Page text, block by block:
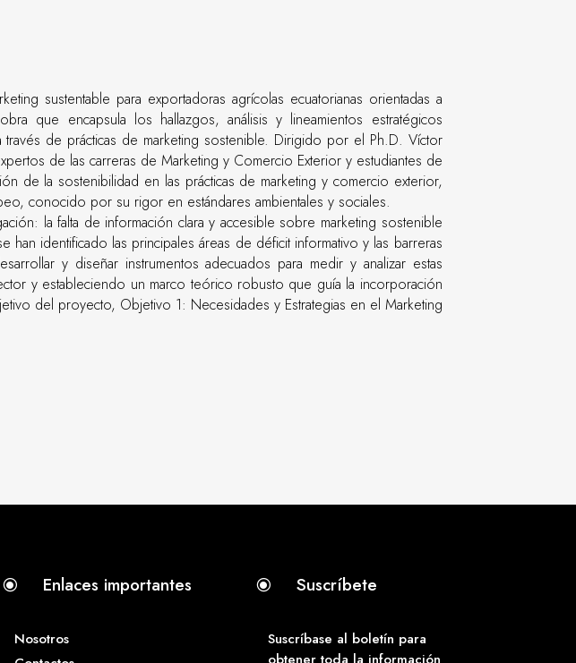
sustentable para exportadoras agrícolas ecuatorianas orientadas a
que encapsula los hallazgos, análisis y lineamientos estratégicos
de prácticas de marketing sostenible. Dirigido por el Ph.D. Víctor
de las carreras de Marketing y Comercio Exterior y estudiantes de
de la sostenibilidad en las prácticas de marketing y comercio exterior,
conocido por su rigor en estándares ambientales y sociales.
la falta de información clara y accesible sobre marketing sostenible
identificado las principales áreas de déficit informativo y las barreras
y diseñar instrumentos adecuados para medir y analizar estas
y estableciendo un marco teórico robusto que guía la incorporación
del proyecto, Objetivo 1: Necesidades y Estrategias en el Marketing
\ Enlaces importantes
Nosotros
\ Suscríbete
Suscríbase al boletín para